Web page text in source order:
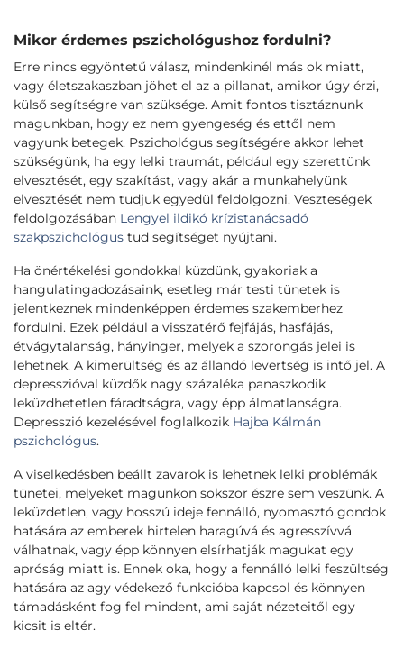
Mikor érdemes pszichológushoz fordulni?
Erre nincs egyöntetű válasz, mindenkinél más ok miatt,
vagy életszakaszban jöhet el az a pillanat, amikor úgy érzi,
külső segítségre van szüksége. Amit fontos tisztáznunk
magunkban, hogy ez nem gyengeség és ettől nem
vagyunk betegek. Pszichológus segítségére akkor lehet
szükségünk, ha egy lelki traumát, például egy szerettünk
elvesztését, egy szakítást, vagy akár a munkahelyünk
elvesztését nem tudjuk egyedül feldolgozni. Veszteségek
feldolgozásában Lengyel ildikó krízistanácsadó
szakpszichológus tud segítséget nyújtani.
Ha önértékelési gondokkal küzdünk, gyakoriak a
hangulatingadozásaink, esetleg már testi tünetek is
jelentkeznek mindenképpen érdemes szakemberhez
fordulni. Ezek például a visszatérő fejfájás, hasfájás,
étvágytalanság, hányinger, melyek a szorongás jelei is
lehetnek. A kimerültség és az állandó levertség is intő jel. A
depresszióval küzdők nagy százaléka panaszkodik
leküzdhetetlen fáradtságra, vagy épp álmatlanságra.
Depresszió kezelésével foglalkozik Hajba Kálmán
pszichológus.
A viselkedésben beállt zavarok is lehetnek lelki problémák
tünetei, melyeket magunkon sokszor észre sem veszünk. A
leküzdetlen, vagy hosszú ideje fennálló, nyomasztó gondok
hatására az emberek hirtelen haragúvá és agresszívvá
válhatnak, vagy épp könnyen elsírhatják magukat egy
apróság miatt is. Ennek oka, hogy a fennálló lelki feszültség
hatására az agy védekező funkcióba kapcsol és könnyen
támadásként fog fel mindent, ami saját nézeteitől egy
kicsit is eltér.